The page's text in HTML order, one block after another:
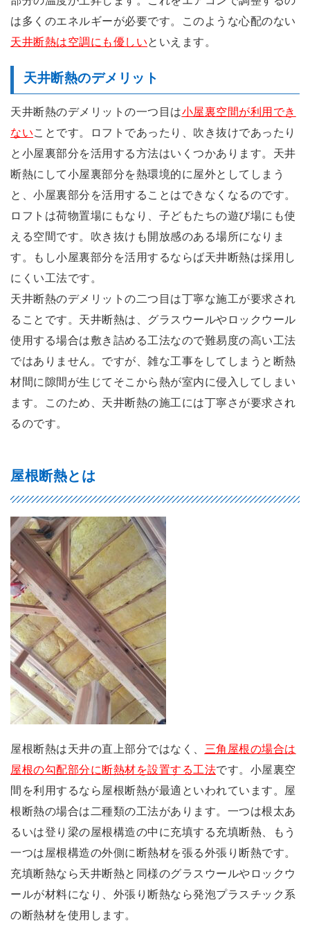
は多くのエネルギーが必要です。このような心配のない
天井断熱は空調にも優しいといえます。
天井断熱のデメリット
天井断熱のデメリットの一つ目は小屋裏空間が利用でき
ないことです。ロフトであったり、吹き抜けであったり
と小屋裏部分を活用する方法はいくつかあります。天井
断熱にして小屋裏部分を熱環境的に屋外としてしまう
と、小屋裏部分を活用することはできなくなるのです。
ロフトは荷物置場にもなり、子どもたちの遊び場にも使
える空間です。吹き抜けも開放感のある場所になりま
す。もし小屋裏部分を活用するならば天井断熱は採用し
にくい工法です。
天井断熱のデメリットの二つ目は丁寧な施工が要求され
ることです。天井断熱は、グラスウールやロックウール
使用する場合は敷き詰める工法なので難易度の高い工法
ではありません。ですが、雑な工事をしてしまうと断熱
材間に隙間が生じてそこから熱が室内に侵入してしまい
ます。このため、天井断熱の施工には丁寧さが要求され
るのです。
屋根断熱とは
屋根断熱は天井の直上部分ではなく、 三角屋根の場合は
屋根の勾配部分に断熱材を設置する工法です。小屋裏空
間を利用するなら屋根断熱が最適といわれています。屋
根断熱の場合は二種類の工法があります。一つは根太あ
るいは登り梁の屋根構造の中に充填する充填断熱、もう
一つは屋根構造の外側に断熱材を張る外張り断熱です。
充填断熱なら天井断熱と同様のグラスウールやロックウ
ールが材料になり、外張り断熱なら発泡プラスチック系
の断熱材を使用します。